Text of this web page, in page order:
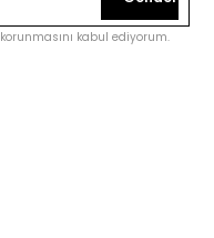
korunmasını kabul ediyorum.